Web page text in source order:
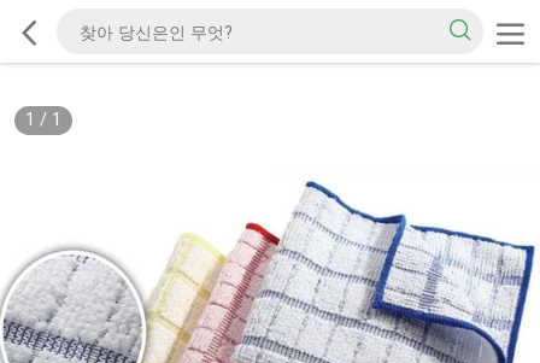
1 / 1